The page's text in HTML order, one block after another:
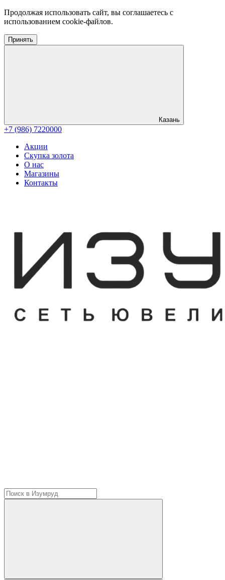
Продолжая использовать сайт, вы соглашаетесь с
использованием cookie-файлов.
Принять
Казань
+7 (986) 7220000
Акции
Скупка золота
О нас
Магазины
Контакты